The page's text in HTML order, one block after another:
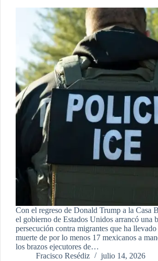
Con el regreso de Donald Trump a la Casa
el gobierno de Estados Unidos arrancó una
persecución contra migrantes que ha llevado
muerte de por lo menos 17 mexicanos a
los brazos ejecutores de…
Fracisco Resédiz
julio 14, 2026